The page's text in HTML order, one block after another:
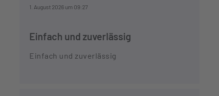
1. August 2026 um 09:27
Einfach und zuverlässig
Einfach und zuverlässig